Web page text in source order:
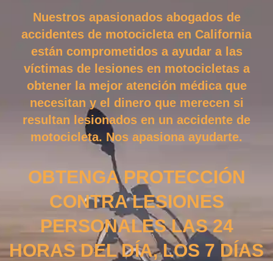
Nuestros apasionados abogados de
accidentes de motocicleta en California
están comprometidos a ayudar a las
víctimas de lesiones en motocicletas a
obtener la mejor atención médica que
necesitan y el dinero que merecen si
resultan lesionados en un accidente de
motocicleta. Nos apasiona ayudarte.
OBTENGA PROTECCIÓN
CONTRA LESIONES
PERSONALES LAS 24
HORAS DEL DÍA, LOS 7 DÍAS